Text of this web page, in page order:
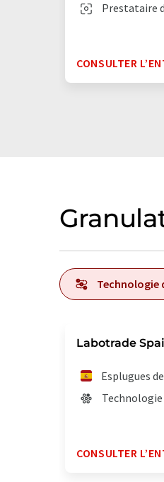
Prestataire
CONSULTER
Technologie
Labotrade
Esplugues
CONSULTER